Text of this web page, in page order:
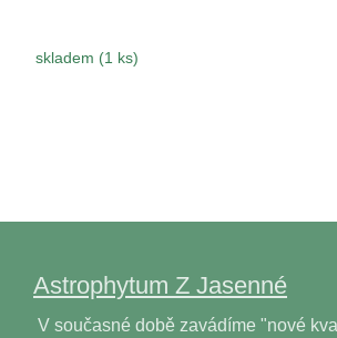
skladem (1 ks)
Astrophytum Z Jasenné
V současné době zavádíme "nové